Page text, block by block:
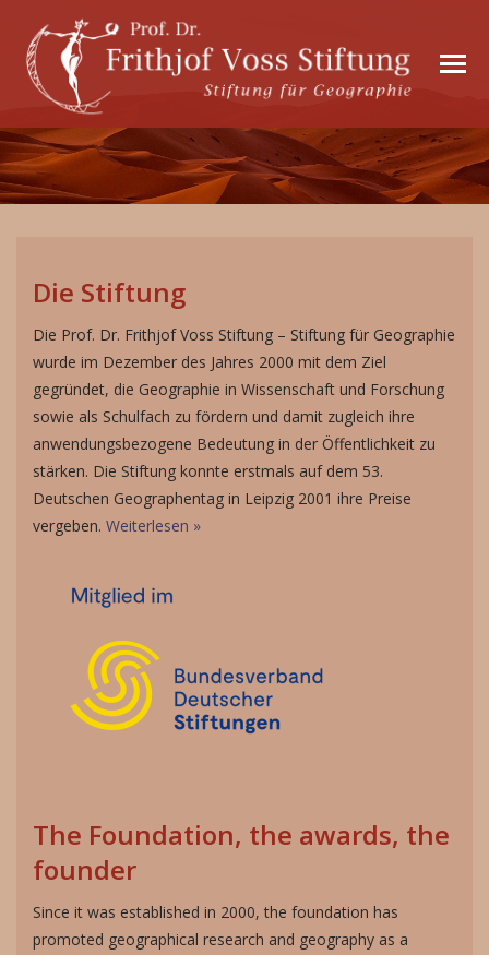
Die Stiftung
Die Prof. Dr. Frithjof Voss Stiftung – Stiftung für Geographie
wurde im Dezember des Jahres 2000 mit dem Ziel
gegründet, die Geographie in Wissenschaft und Forschung
sowie als Schulfach zu fördern und damit zugleich ihre
anwendungsbezogene Bedeutung in der Öffentlichkeit zu
stärken. Die Stiftung konnte erstmals auf dem 53.
Deutschen Geographentag in Leipzig 2001 ihre Preise
vergeben. Weiterlesen »
The Foundation, the awards, the
founder
Since it was established in 2000, the foundation has
promoted geographical research and geography as a